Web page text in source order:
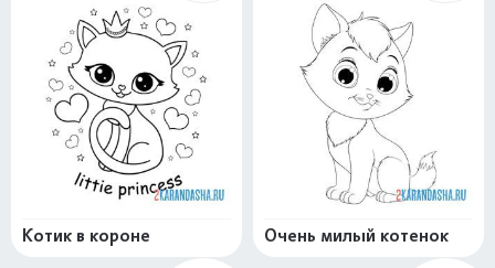
Котик в короне Очень милый котенок